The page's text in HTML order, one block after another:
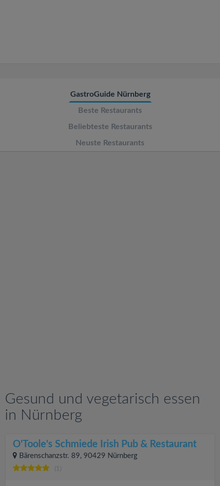
GastroGuide Nürnberg
Beste Restaurants
Beliebteste Restaurants
Neuste Restaurants
Gesund und vegetarisch essen
in Nürnberg
O'Toole's Schmiede Irish Pub & Restaurant
Bärenschanzstr. 89, 90429 Nürnberg
(1)